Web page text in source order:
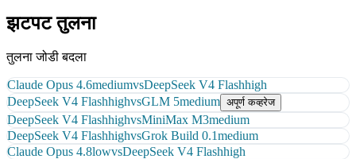
झटपट तुलना
तुलना जोडी बदला
Claude Opus 4.6mediumvsDeepSeek V4 Flashhigh
DeepSeek V4 FlashhighvsGLM 5medium अपूर्ण कव्हरेज
DeepSeek V4 FlashhighvsMiniMax M3medium
DeepSeek V4 FlashhighvsGrok Build 0.1medium
Claude Opus 4.8lowvsDeepSeek V4 Flashhigh